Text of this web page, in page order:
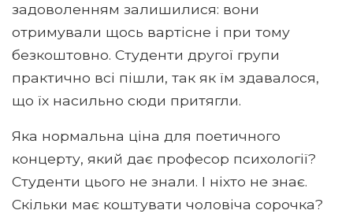
задоволенням залишилися: вони
отримували щось вартісне і при тому
безкоштовно. Студенти другої групи
практично всі пішли, так як їм здавалося,
що їх насильно сюди притягли.
Яка нормальна ціна для поетичного
концерту, який дає професор психології?
Студенти цього не знали. І ніхто не знає.
Скільки має коштувати чоловіча сорочка?